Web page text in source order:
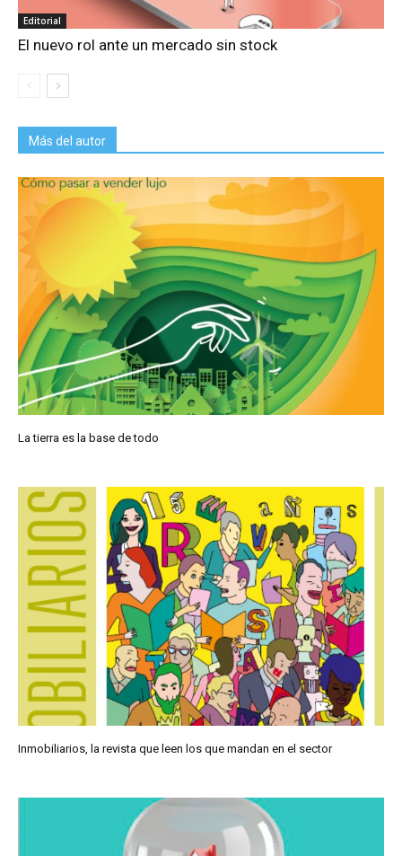
Editorial
El nuevo rol ante un mercado sin stock
Más del autor
La tierra es la base de todo
Inmobiliarios, la revista que leen los que mandan en el sector